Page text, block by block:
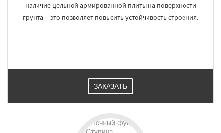
наличие цельной армированной плиты на поверхности
грунта – это позволяет повысить устойчивость строения.
ЗАКАЗАТЬ